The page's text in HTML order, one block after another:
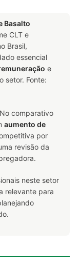
Basalto
CLT e
Brasil,
essencial
e
setor. Fonte:
comparativo
aumento de
por
revisão da
neste setor
relevante para